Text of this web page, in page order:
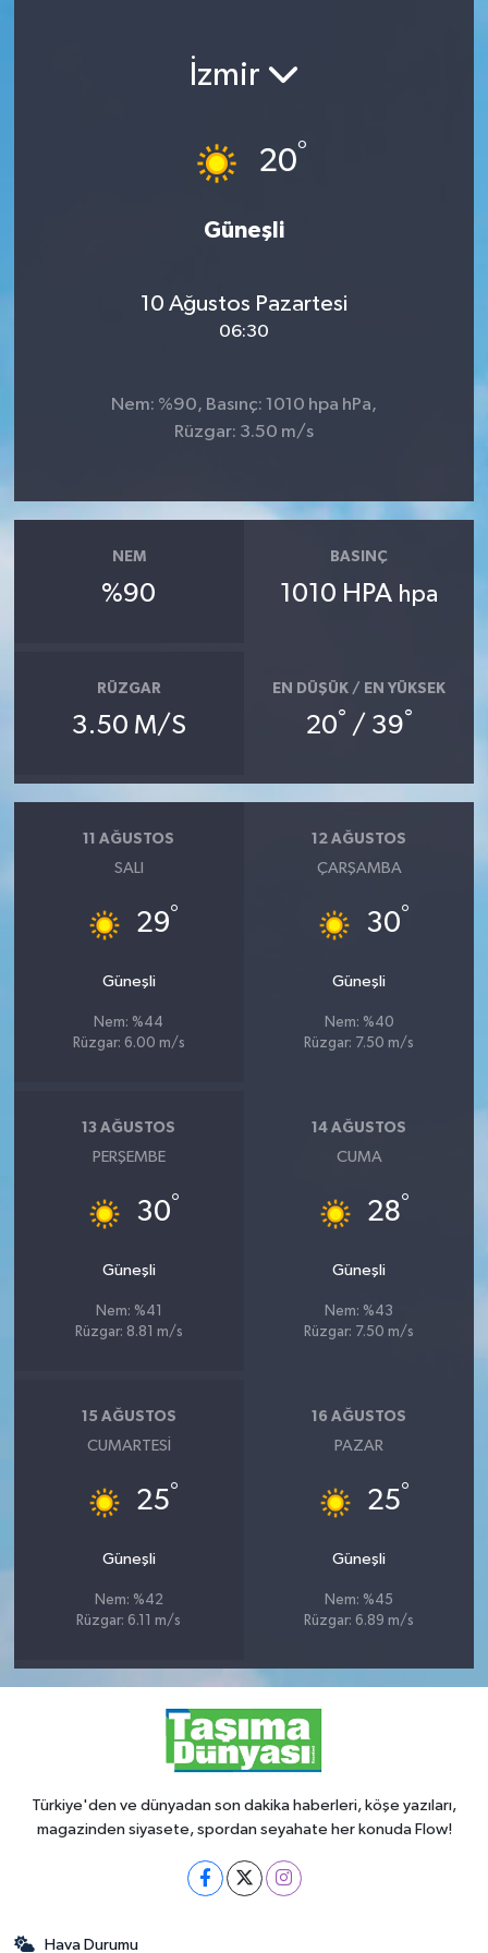
İzmir
20°
Güneşli
10 Ağustos Pazartesi
06:30
Nem: %90, Basınç: 1010 hpa hPa,
Rüzgar: 3.50 m/s
NEM
%90
BASINÇ
1010 HPA hpa
RÜZGAR
3.50 M/S
EN DÜŞÜK / EN YÜKSEK
20° / 39°
11 AĞUSTOS
SALI
29°
Güneşli
Nem: %44
Rüzgar: 6.00 m/s
12 AĞUSTOS
ÇARŞAMBA
30°
Güneşli
Nem: %40
Rüzgar: 7.50 m/s
13 AĞUSTOS
PERŞEMBE
30°
Güneşli
Nem: %41
Rüzgar: 8.81 m/s
14 AĞUSTOS
CUMA
28°
Güneşli
Nem: %43
Rüzgar: 7.50 m/s
15 AĞUSTOS
CUMARTESI
25°
Güneşli
Nem: %42
Rüzgar: 6.11 m/s
16 AĞUSTOS
PAZAR
25°
Güneşli
Nem: %45
Rüzgar: 6.89 m/s
Türkiye'den ve dünyadan son dakika haberleri, köşe yazıları,
magazinden siyasete, spordan seyahate her konuda Flow!
Hava Durumu